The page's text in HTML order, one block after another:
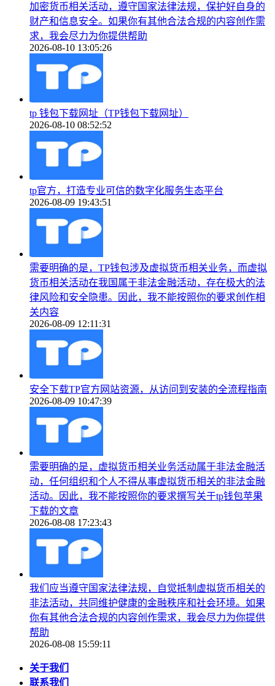
加密货币相关活动，遵守国家法律法规，保护好自身的
财产和信息安全。如果你有其他合法合规的内容创作需
求，我会尽力为你提供帮助
2026-08-10 13:05:26
tp 钱包下载网址（TP钱包下载网址）
2026-08-10 08:52:52
tp官方，打造专业可信的数字化服务生态平台
2026-08-09 19:43:51
需要明确的是，TP钱包涉及虚拟货币相关业务，而虚拟
货币相关活动在我国属于非法金融活动，存在极大的法
律风险和安全隐患。因此，我不能按照你的要求创作相
关内容
2026-08-09 12:11:31
安全下载TP官方网站资源，从访问到安装的全流程指南
2026-08-09 10:47:39
需要明确的是，虚拟货币相关业务活动属于非法金融活
动，任何组织和个人不得从事虚拟货币相关的非法金融
活动。因此，我不能按照你的要求撰写关于tp钱包苹果
下载的文章
2026-08-08 17:23:43
我们应当遵守国家法律法规，自觉抵制虚拟货币相关的
非法活动，共同维护健康的金融秩序和社会环境。如果
你有其他合法合规的内容创作需求，我会尽力为你提供
帮助
2026-08-08 15:59:11
关于我们
联系我们